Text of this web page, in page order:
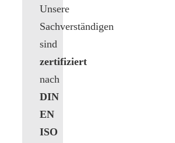
Unsere
Sachverständigen
sind
zertifiziert
nach
DIN
EN
ISO